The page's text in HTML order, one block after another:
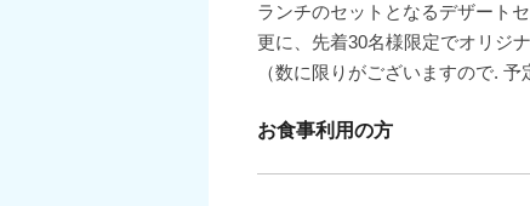
ランチのセットとなるデザート
更に、先着30名様限定でオリジ
（数に限りがございますので.
お食事利用の方